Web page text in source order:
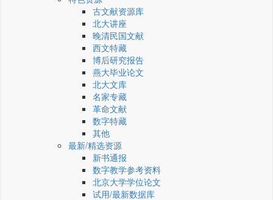
古文献资源库
北大讲座
晚清民国文献
西文特藏
博后研究报告
燕大毕业论文
北大文库
名家专藏
革命文献
数字特藏
其他
最新/精选资源
新书通报
数字教学参考资料
北京大学学位论文
试用/最新数据库